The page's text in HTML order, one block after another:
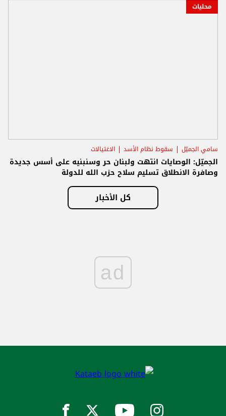
محليات
سامي الجميّل سقوط نظام الأسد الاغتيالات
الجميّل: الوصايات انتهت ولبنان حر وسنبنيه على أسس جديدة
وصافرة الانطلاق تسليم سلاح حزب الله للدولة
كل الأخبار
ad